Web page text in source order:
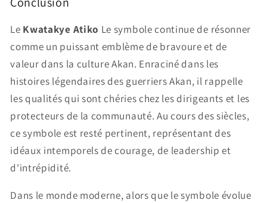
Le Kwatakye Atiko Le symbole continue de résonner
comme un puissant emblème de bravoure et de
valeur dans la culture Akan. Enraciné dans les
histoires légendaires des guerriers Akan, il rappelle
les qualités qui sont chéries chez les dirigeants et les
protecteurs de la communauté. Au cours des siècles,
ce symbole est resté pertinent, représentant des
idéaux intemporels de courage, de leadership et
d'intrépidité.
Dans le monde moderne, alors que le symbole évolue